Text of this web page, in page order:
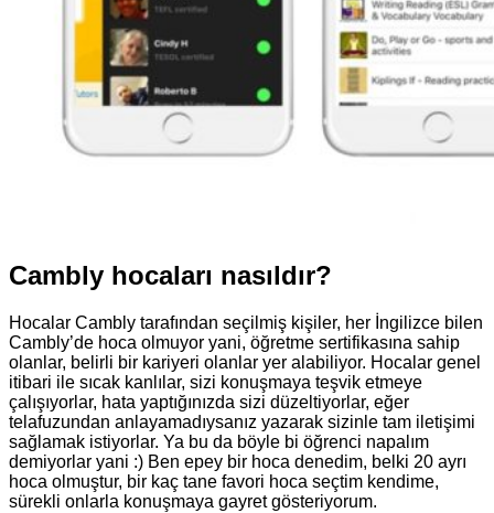
Cambly hocaları nasıldır?
Hocalar Cambly tarafından seçilmiş kişiler, her İngilizce bilen
Cambly’de hoca olmuyor yani, öğretme sertifikasına sahip
olanlar, belirli bir kariyeri olanlar yer alabiliyor. Hocalar genel
itibari ile sıcak kanlılar, sizi konuşmaya teşvik etmeye
çalışıyorlar, hata yaptığınızda sizi düzeltiyorlar, eğer
telafuzundan anlayamadıysanız yazarak sizinle tam iletişimi
sağlamak istiyorlar. Ya bu da böyle bi öğrenci napalım
demiyorlar yani :) Ben epey bir hoca denedim, belki 20 ayrı
hoca olmuştur, bir kaç tane favori hoca seçtim kendime,
sürekli onlarla konuşmaya gayret gösteriyorum.